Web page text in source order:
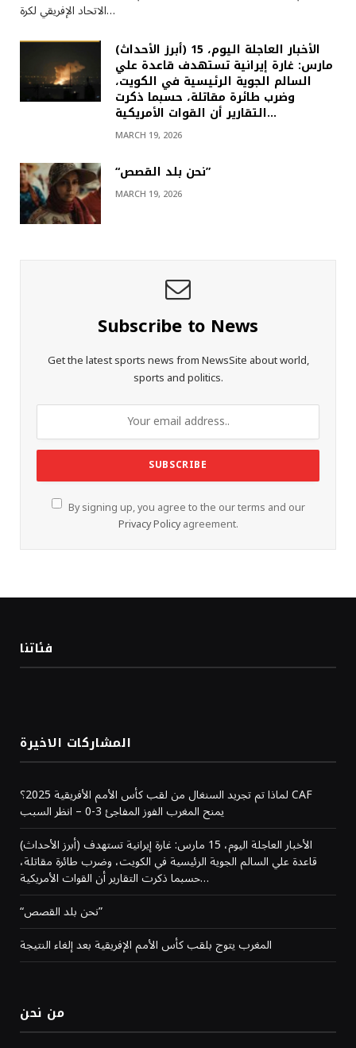
الاتحاد الإفريقي لكرة…
(أبرز الأحداث) الأخبار العاجلة اليوم، 15
مارس: غارة إيرانية تستهدف قاعدة علي
السالم الجوية الرئيسية في الكويت،
وضرب طائرة مقاتلة، حسبما ذكرت
التقارير أن القوات الأمريكية…
MARCH 19, 2026
“نحن بلد القصص”
MARCH 19, 2026
Subscribe to News
Get the latest sports news from NewsSite about world,
sports and politics.
By signing up, you agree to the our terms and our
Privacy Policyagreement.
فئاتنا
المشاركات الاخيرة
لماذا تم تجريد السنغال من لقب كأس الأمم الأفريقية 2025؟ CAF
يمنح المغرب الفوز المفاجئ 3-0 – انظر السبب
(أبرز الأحداث) الأخبار العاجلة اليوم، 15 مارس: غارة إيرانية تستهدف
قاعدة علي السالم الجوية الرئيسية في الكويت، وضرب طائرة مقاتلة،
حسبما ذكرت التقارير أن القوات الأمريكية…
“نحن بلد القصص”
المغرب يتوج بلقب كأس الأمم الإفريقية بعد إلغاء النتيجة
من نحن